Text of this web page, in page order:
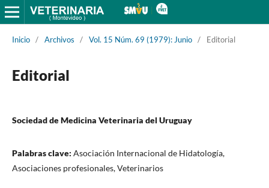
Inicio / Archivos / Vol. 15 Núm. 69 (1979): Junio / Editorial
Editorial
Sociedad de Medicina Veterinaria del Uruguay
Palabras clave: Asociación Internacional de Hidatología,
Asociaciones profesionales, Veterinarios